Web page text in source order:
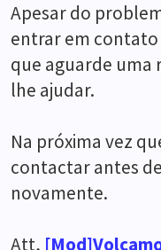
Apesar do
entrar em contato
que aguarde uma
lhe ajudar.
Na próxima vez
contactar antes
novamente.
Att,